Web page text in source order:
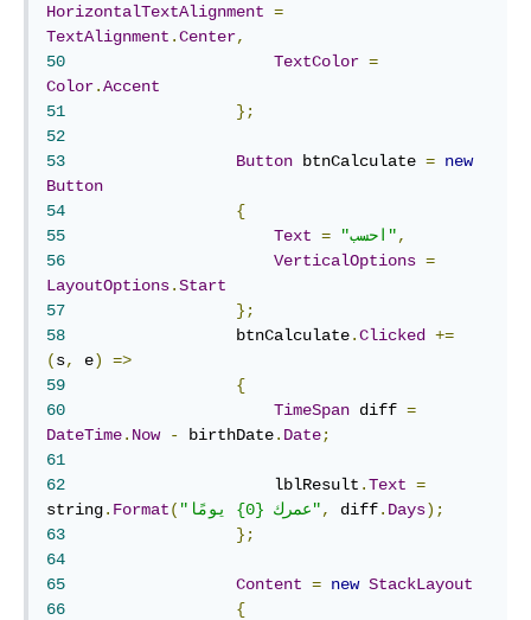
HorizontalTextAlignment =
TextAlignment .Center,
50
TextColor =
Color.Accent
51
};
52
53
Button btnCalculate = new
Button
54
{
55
Text = "احسب",
56
VerticalOptions =
LayoutOptions.Start
57
};
58
	            btnCalculate
.Clicked
+=
(s, e)
=>
59
{
60
TimeSpan diff =
DateTime. Now - birthDate. Date;
61
62
	                lblResult
.Text =
string. Format( "عمرك {0} يومًا", diff. Days);
63
};
64
65
Content = new StackLayout
66
{